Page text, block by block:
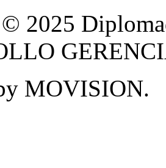
2025
MOVISION.